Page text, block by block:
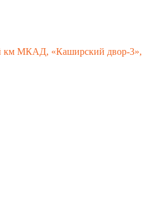
МКАД, «Каширский двор-3»,